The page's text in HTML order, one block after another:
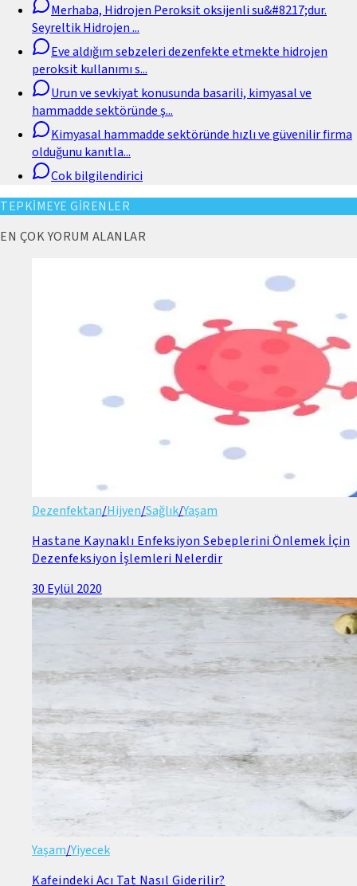
Merhaba, Hidrojen Peroksit oksijenli su&#8217;dur.
Seyreltik Hidrojen...
Eve aldığım sebzeleri dezenfekte etmekte hidrojen
peroksit kullanımı s...
Urun ve sevkiyat konusunda basarili, kimyasal ve
hammadde sektöründe ş...
Kimyasal hammadde sektöründe hızlı ve güvenilir firma
olduğunu kanıtla...
Cok bilgilendirici
TEPKİMEYE GİRENLER
EN ÇOK YORUM ALANLAR
Dezenfektan/Hijyen/Sağlık/Yaşam
Hastane Kaynaklı Enfeksiyon Sebeplerini Önlemek İçin
Dezenfeksiyon İşlemleri Nelerdir
30 Eylül 2020
Yaşam/Yiyecek
Kafeindeki Acı Tat Nasıl Giderilir?